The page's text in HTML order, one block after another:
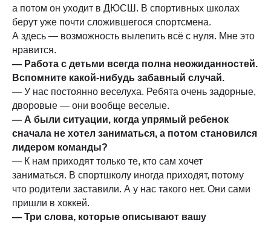
а потом он уходит в ДЮСШ. В спортивных школах
берут уже почти сложившегося спортсмена.
А здесь — возможность вылепить всё с нуля. Мне это
нравится.
— Работа с детьми всегда полна неожиданностей.
Вспомните какой-нибудь забавный случай.
— У нас постоянно веселуха. Ребята очень задорные,
дворовые — они вообще веселые.
— А были ситуации, когда упрямый ребенок
сначала не хотел заниматься, а потом становился
лидером команды?
— К нам приходят только те, кто сам хочет
заниматься. В спортшколу иногда приходят, потому
что родители заставили. А у нас такого нет. Они сами
пришли в хоккей.
— Три слова, которые описывают вашу